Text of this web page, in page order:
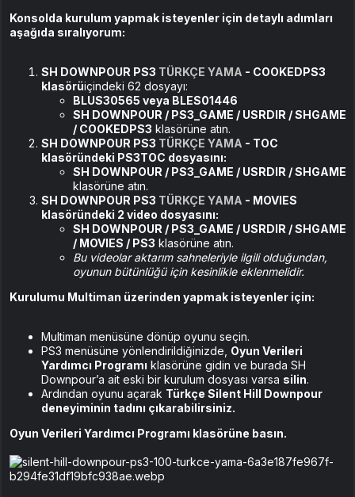
Konsolda kurulum yapmak isteyenler için detaylı adımları
aşağıda sıralıyorum:
SH DOWNPOUR PS3 TÜRKÇE YAMA - COOKEDPS3
klasörüiçindeki 62 dosyayı:
BLUS30565 veya BLES01446
SH DOWNPOUR / PS3_GAME / USRDIR / SHGAME
/ COOKEDPS3 klasörüne atın.
SH DOWNPOUR PS3 TÜRKÇE YAMA - TOC
klasöründeki PS3TOC dosyasını:
SH DOWNPOUR / PS3_GAME / USRDIR / SHGAME
klasörüne atın.
SH DOWNPOUR PS3 TÜRKÇE YAMA - MOVIES
klasöründeki 2 video dosyasını:
SH DOWNPOUR / PS3_GAME / USRDIR / SHGAME
/ MOVIES / PS3 klasörüne atın.
Bu videolar aktarım sahneleriyle ilgili olduğundan,
oyunun bütünlüğü için kesinlikle eklenmelidir.
Kurulumu Multiman üzerinden yapmak isteyenler için:
Multiman menüsüne dönüp oyunu seçin.
PS3 menüsüne yönlendirildiğinizde, Oyun Verileri
Yardımcı Programı klasörüne gidin ve burada SH
Downpour’a ait eski bir kurulum dosyası varsa silin.
Ardından oyunu açarak Türkçe Silent Hill Downpour
deneyiminin tadını çıkarabilirsiniz.
Oyun Verileri Yardımcı Programı klasörüne basın.